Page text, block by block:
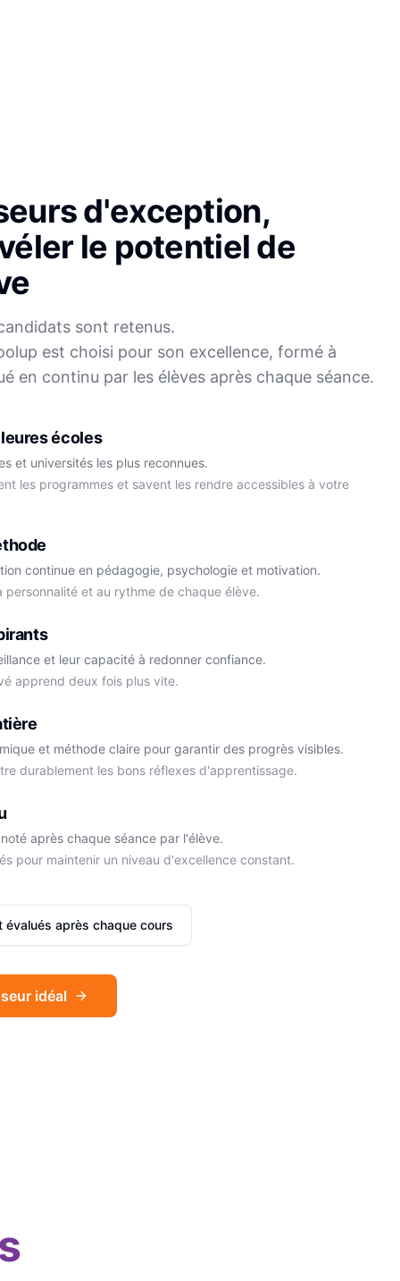
Mei Sophie
Français
d'exception,
le potentiel de
sont retenus.
est choisi pour son excellence, formé à
en continu par les élèves après chaque séance.
écoles
et universités les plus reconnues.
les programmes et savent les rendre accessibles à votre
continue en pédagogie, psychologie et motivation.
personnalité et au rythme de chaque élève.
et leur capacité à redonner confiance.
apprend deux fois plus vite.
et méthode claire pour garantir des progrès visibles.
durablement les bons réflexes d'apprentissage.
après chaque séance par l'élève.
pour maintenir un niveau d'excellence constant.
après chaque cours
idéal